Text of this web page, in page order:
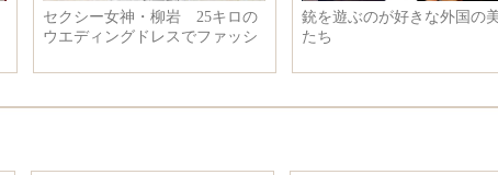
銃を遊ぶのが好きな外国の美女
たち
李克強総理は安徽省を考察